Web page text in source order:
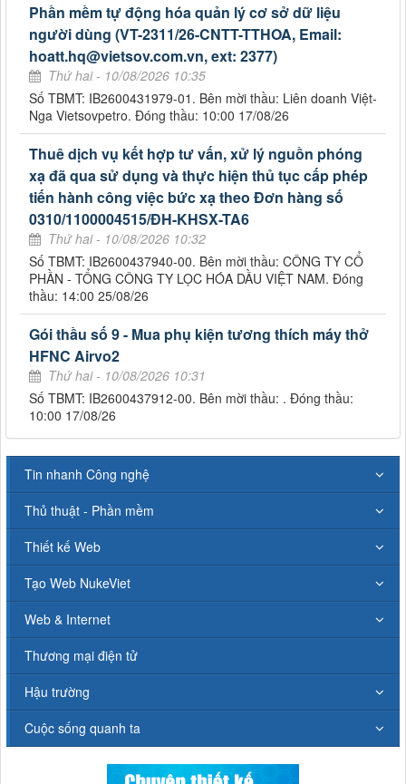
Phần mềm tự động hóa quản lý cơ sở dữ liệu
người dùng (VT-2311/26-CNTT-TTHOA, Email:
hoatt.hq@vietsov.com.vn, ext: 2377)
Thứ hai - 10/08/2026 10:35
Số TBMT: IB2600431979-01. Bên mời thầu: Liên doanh Việt-
Nga Vietsovpetro. Đóng thầu: 10:00 17/08/26
Thuê dịch vụ kết hợp tư vấn, xử lý nguồn phóng
xạ đã qua sử dụng và thực hiện thủ tục cấp phép
tiến hành công việc bức xạ theo Đơn hàng số
0310/1100004515/ĐH-KHSX-TA6
Thứ hai - 10/08/2026 10:32
Số TBMT: IB2600437940-00. Bên mời thầu: CÔNG TY CỔ
PHẦN - TỔNG CÔNG TY LỌC HÓA DẦU VIỆT NAM. Đóng
thầu: 14:00 25/08/26
Gói thầu số 9 - Mua phụ kiện tương thích máy thở
HFNC Airvo2
Thứ hai - 10/08/2026 10:31
Số TBMT: IB2600437912-00. Bên mời thầu: . Đóng thầu:
10:00 17/08/26
Tin nhanh Công nghệ
Thủ thuật - Phần mềm
Thiết kế Web
Tạo Web NukeViet
Web & Internet
Thương mại điện tử
Hậu trường
Cuộc sống quanh ta